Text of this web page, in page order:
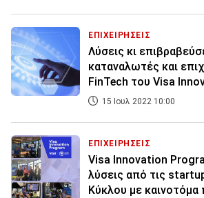
ΕΠΙΧΕΙΡΗΣΕΙΣ
Λύσεις κι
καταναλωτές και
FinTech του Visa
15 Ιουλ 2022 10:00
ΕΠΙΧΕΙΡΗΣΕΙΣ
Visa Innovation
λύσεις από τις
Κύκλου με καινοτόμα